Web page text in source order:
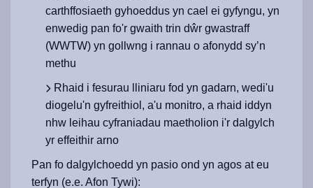
carthffosiaeth gyhoeddus yn cael ei gyfyngu, yn
enwedig pan fo'r gwaith trin dŵr gwastraff
(WWTW) yn gollwng i rannau o afonydd sy’n
methu
Rhaid i fesurau lliniaru fod yn gadarn, wedi'u
diogelu'n gyfreithiol, a'u monitro, a rhaid iddyn
nhw leihau cyfraniadau maetholion i'r dalgylch
yr effeithir arno
Pan fo dalgylchoedd yn pasio ond yn agos at eu
terfyn (e.e. Afon Tywi):